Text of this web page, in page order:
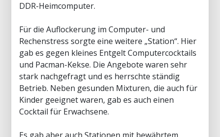
DDR-Heimcomputer.
Für die Auflockerung im Computer- und
Rechenstress sorgte eine weitere „Station“. Hier
gab es gegen kleines Entgelt Computercocktails
und Pacman-Kekse. Die Angebote waren sehr
stark nachgefragt und es herrschte ständig
Betrieb. Neben gesunden Mixturen, die auch für
Kinder geeignet waren, gab es auch einen
Cocktail für Erwachsene.